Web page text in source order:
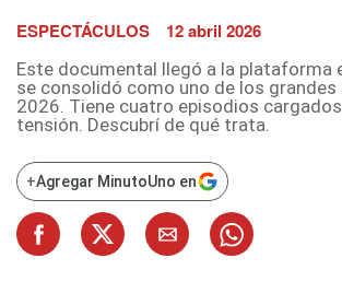
ESPECTÁCULOS 12 abril 2026
Este documental llegó a la plataforma
se consolidó como uno de los grandes
2026. Tiene cuatro episodios
tensión. Descubrí de qué trata.
+Agregar MinutoUno en